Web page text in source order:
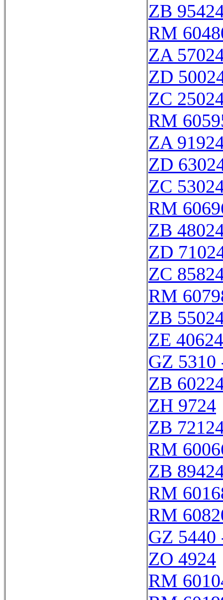
ZB
RM
ZA
ZD
ZC
RM
ZA
ZD
ZC
RM
ZB
ZD
ZC
RM
ZB
ZE 40624
GZ 5310
ZB
ZH 9724
ZB
RM
ZB
RM
RM
GZ 5440
ZO 4924
RM